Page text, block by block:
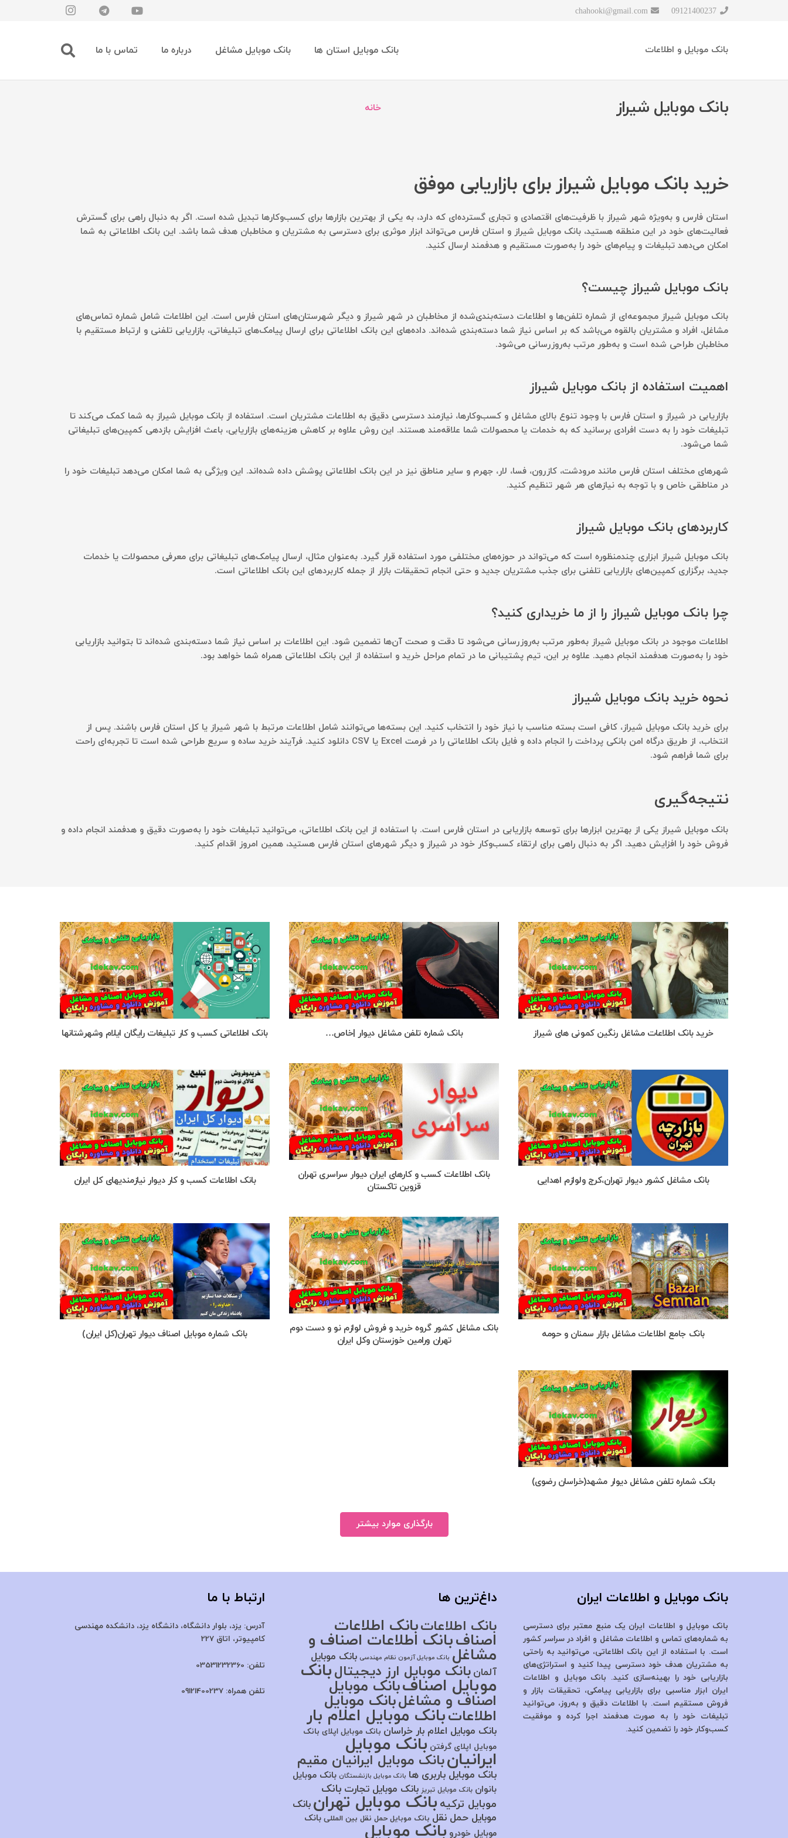
09121400237
chahooki@gmail.com
بانک موبایل و اطلاعات بانک موبایل استان ها بانک موبایل مشاغل درباره ما تماس با ما
بانک موبایل شیراز خانه
خرید بانک موبایل شیراز برای بازاریابی موفق
استان فارس و به‌ویژه شهر شیراز با ظرفیت‌های اقتصادی و تجاری گسترده‌ای که دارد، به یکی از بهترین بازارها برای کسب‌وکارها تبدیل شده است. اگر به دنبال راهی برای گسترش
فعالیت‌های خود در این منطقه هستید، بانک موبایل شیراز و استان فارس می‌تواند ابزار موثری برای دسترسی به مشتریان و مخاطبان هدف شما باشد. این بانک اطلاعاتی به شما
امکان می‌دهد تبلیغات و پیام‌های خود را به‌صورت مستقیم و هدفمند ارسال کنید.
بانک موبایل شیراز چیست؟
بانک موبایل شیراز مجموعه‌ای از شماره تلفن‌ها و اطلاعات دسته‌بندی‌شده از مخاطبان در شهر شیراز و دیگر شهرستان‌های استان فارس است. این اطلاعات شامل شماره تماس‌های
مشاغل، افراد و مشتریان بالقوه می‌باشد که بر اساس نیاز شما دسته‌بندی شده‌اند. داده‌های این بانک اطلاعاتی برای ارسال پیامک‌های تبلیغاتی، بازاریابی تلفنی و ارتباط مستقیم با
مخاطبان طراحی شده است و به‌طور مرتب به‌روزرسانی می‌شود.
اهمیت استفاده از بانک موبایل شیراز
بازاریابی در شیراز و استان فارس با وجود تنوع بالای مشاغل و کسب‌وکارها، نیازمند دسترسی دقیق به اطلاعات مشتریان است. استفاده از بانک موبایل شیراز به شما کمک می‌کند تا
تبلیغات خود را به دست افرادی برسانید که به خدمات یا محصولات شما علاقه‌مند هستند. این روش علاوه بر کاهش هزینه‌های بازاریابی، باعث افزایش بازدهی کمپین‌های تبلیغاتی
شما می‌شود.
شهرهای مختلف استان فارس مانند مرودشت، کازرون، فسا، لار، جهرم و سایر مناطق نیز در این بانک اطلاعاتی پوشش داده شده‌اند. این ویژگی به شما امکان می‌دهد تبلیغات خود را
در مناطقی خاص و با توجه به نیازهای هر شهر تنظیم کنید.
کاربردهای بانک موبایل شیراز
بانک موبایل شیراز ابزاری چندمنظوره است که می‌تواند در حوزه‌های مختلفی مورد استفاده قرار گیرد. به‌عنوان مثال، ارسال پیامک‌های تبلیغاتی برای معرفی محصولات یا خدمات
جدید، برگزاری کمپین‌های بازاریابی تلفنی برای جذب مشتریان جدید و حتی انجام تحقیقات بازار از جمله کاربردهای این بانک اطلاعاتی است.
چرا بانک موبایل شیراز را از ما خریداری کنید؟
اطلاعات موجود در بانک موبایل شیراز به‌طور مرتب به‌روزرسانی می‌شود تا دقت و صحت آن‌ها تضمین شود. این اطلاعات بر اساس نیاز شما دسته‌بندی شده‌اند تا بتوانید بازاریابی
خود را به‌صورت هدفمند انجام دهید. علاوه بر این، تیم پشتیبانی ما در تمام مراحل خرید و استفاده از این بانک اطلاعاتی همراه شما خواهد بود.
نحوه خرید بانک موبایل شیراز
برای خرید بانک موبایل شیراز، کافی است بسته مناسب با نیاز خود را انتخاب کنید. این بسته‌ها می‌توانند شامل اطلاعات مرتبط با شهر شیراز یا کل استان فارس باشند. پس از
انتخاب، از طریق درگاه امن بانکی پرداخت را انجام داده و فایل بانک اطلاعاتی را در فرمت Excel یا CSV دانلود کنید. فرآیند خرید ساده و سریع طراحی شده است تا تجربه‌ای راحت
برای شما فراهم شود.
نتیجه‌گیری
بانک موبایل شیراز یکی از بهترین ابزارها برای توسعه بازاریابی در استان فارس است. با استفاده از این بانک اطلاعاتی، می‌توانید تبلیغات خود را به‌صورت دقیق و هدفمند انجام داده و
فروش خود را افزایش دهید. اگر به دنبال راهی برای ارتقاء کسب‌وکار خود در شیراز و دیگر شهرهای استان فارس هستید، همین امروز اقدام کنید.
خرید بانک اطلاعات مشاغل رنگین کمونی های شیراز بانک شماره تلفن مشاغل دیوار |خاص… بانک اطلاعاتی کسب و کار تبلیغات رایگان ایلام وشهرشتانها
بانک مشاغل کشور دیوار تهران،کرج ولوازم اهدایی
بانک اطلاعات کسب و کارهای ایران دیوار سراسری تهران
قزوین تاکستان
بانک اطلاعات کسب و کار دیوار نیازمندیهای کل ایران
بانک جامع اطلاعات مشاغل بازار سمنان و حومه
بانک مشاغل کشور گروه خرید و فروش لوازم نو و دست دوم
تهران ورامین خوزستان وکل ایران
بانک شماره موبایل اصناف دیوار تهران(کل ایران)
بانک شماره تلفن مشاغل دیوار مشهد(خراسان رضوی)
بارگذاری موارد بیشتر
بانک موبایل و اطلاعات ایران
بانک موبایل و اطلاعات ایران یک منبع معتبر برای دسترسی
به شماره‌های تماس و اطلاعات مشاغل و افراد در سراسر کشور
است. با استفاده از این بانک اطلاعاتی، می‌توانید به راحتی
به مشتریان هدف خود دسترسی پیدا کنید و استراتژی‌های
بازاریابی خود را بهینه‌سازی کنید. بانک موبایل و اطلاعات
ایران ابزار مناسبی برای بازاریابی پیامکی، تحقیقات بازار و
فروش مستقیم است. با اطلاعات دقیق و به‌روز، می‌توانید
تبلیغات خود را به صورت هدفمند اجرا کرده و موفقیت
کسب‌وکار خود را تضمین کنید.
داغ‌ترین ها
بانک اطلاعاتبانک اطلاعات
اصنافبانک اطلاعات اصناف و
مشاغل بانک موبایل آزمون نظام مهندسی بانک موبایل
آلمان بانک موبایل ارز دیجیتالبانک
موبایل اصنافبانک موبایل
اصناف و مشاغلبانک موبایل
اطلاعاتبانک موبایل اعلام بار
بانک موبایل اعلام بار خراسان بانک موبایل اپلای بانک
موبایل اپلای گرفتن بانک موبایل
ایرانیانبانک موبایل ایرانیان مقیم
بانک موبایل باربری ها بانک موبایل بازنشستگان بانک موبایل
بانوان بانک موبایل تبریز بانک موبایل تجارت بانک
موبایل ترکیه بانک موبایل تهران بانک
موبایل حمل نقل بانک موبایل حمل نقل بین المللی بانک
موبایل خودرو بانک موبایل
ارتباط با ما
آدرس: یزد، بلوار دانشگاه، دانشگاه یزد، دانشکده مهندسی
کامپیوتر، اتاق 227
تلفن: 03531232360
تلفن همراه: 09121400237